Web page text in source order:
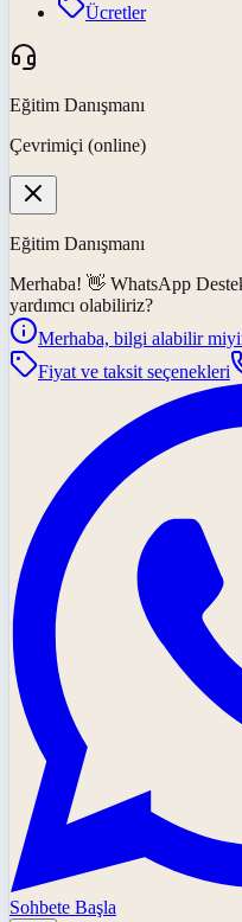
Ücretler
Eğitim Danışmanı
Çevrimiçi (online)
Eğitim Danışmanı
Merhaba! 👋 WhatsApp
yardımcı olabiliriz?
Merhaba, bilgi alabilir
Fiyat ve taksit seçenekleri
Sohbete Başla